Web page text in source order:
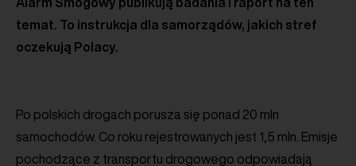
temat. To instrukcja dla samorządów, jakich stref
oczekują Polacy.
Po polskich drogach porusza się ponad 20 mln
samochodów. Co roku rejestrowanych jest 1,5 mln. Emisje
pochodzące z transportu drogowego odpowiadają